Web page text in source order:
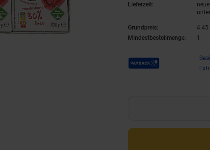
Lieferzeit:
Grundpreis: 4. 45
Mindestbestellmenge:
1
Payback Punkte